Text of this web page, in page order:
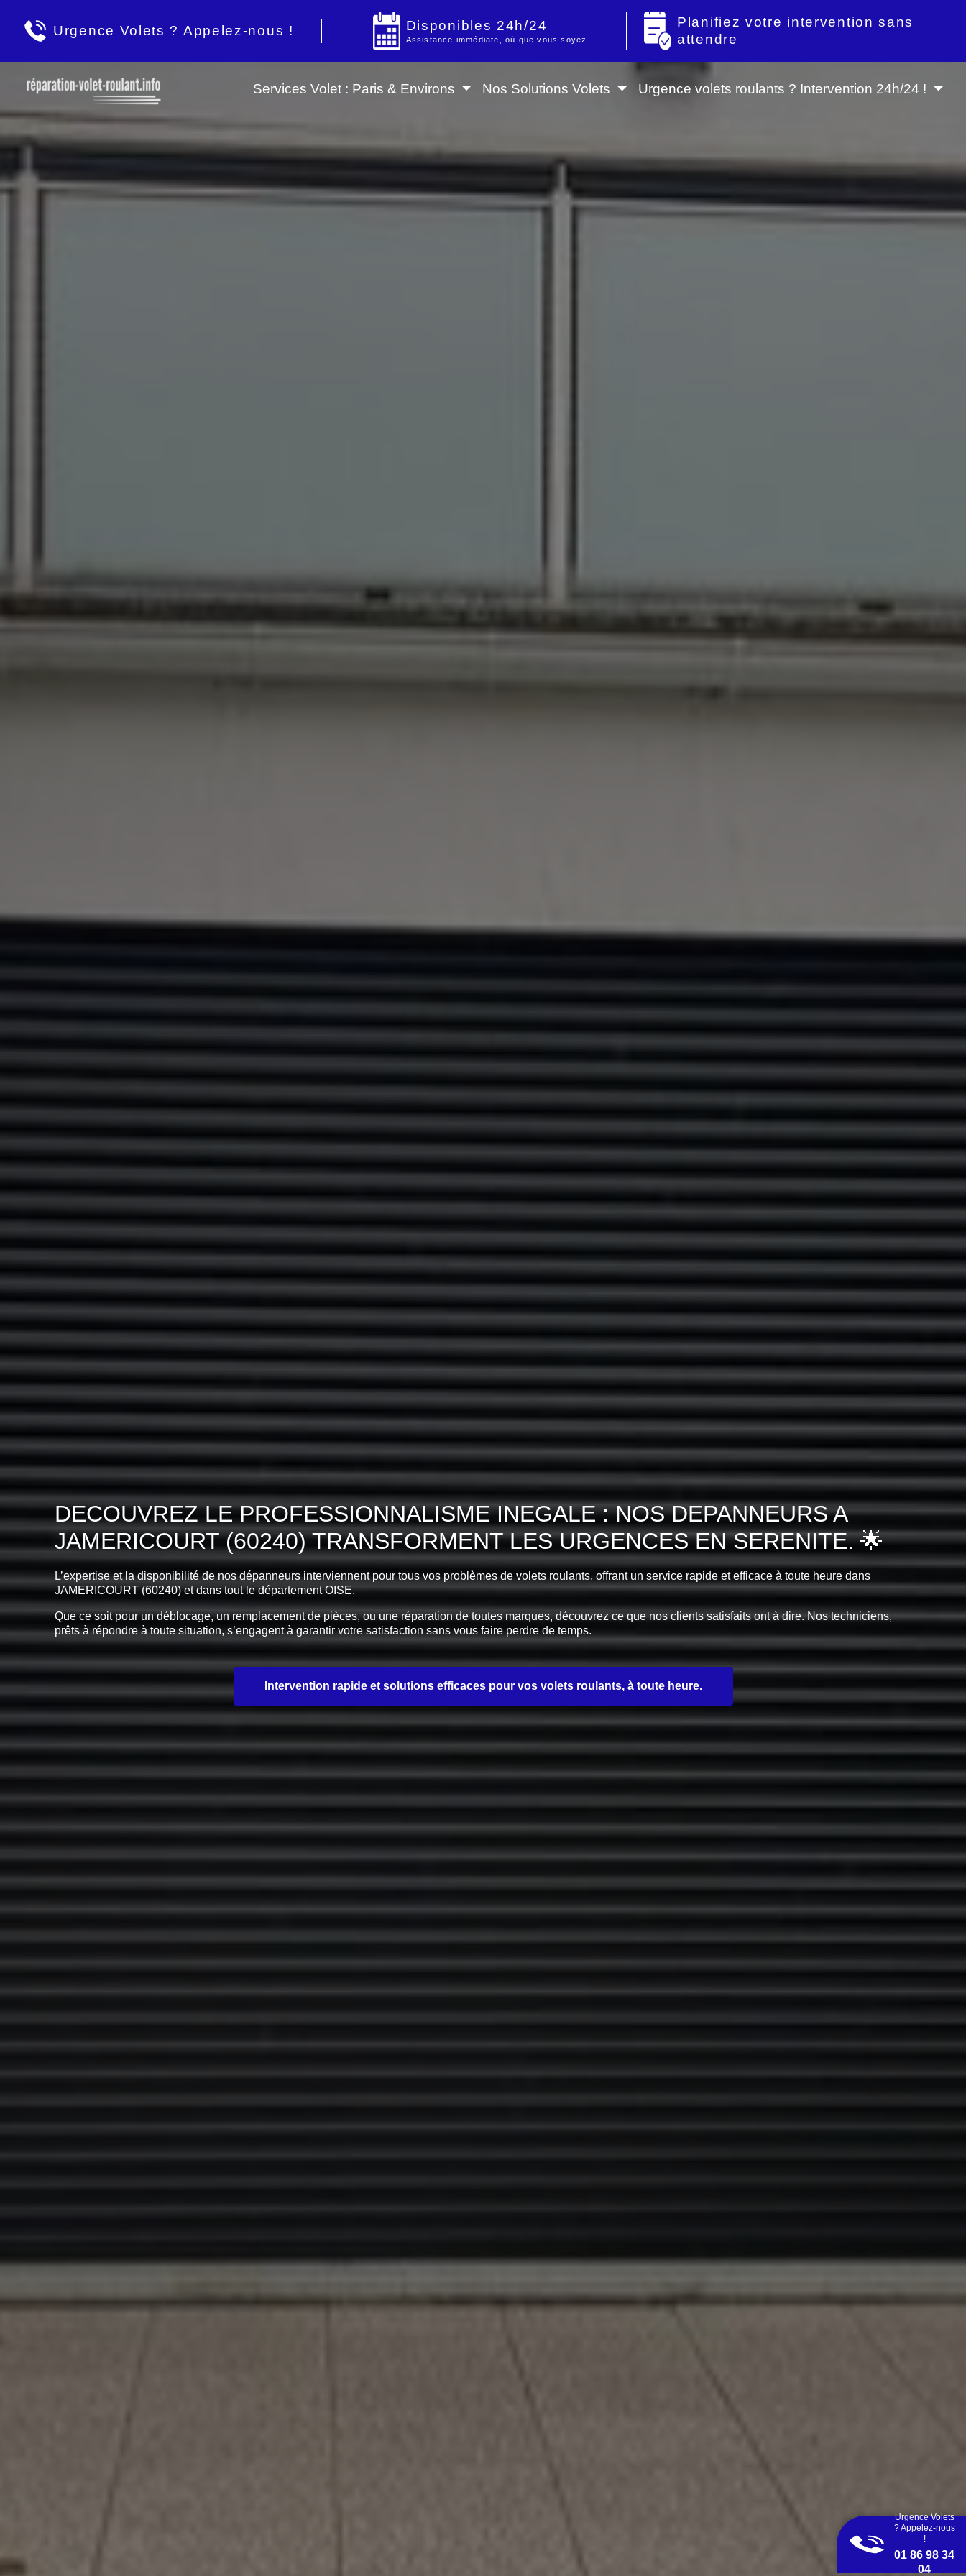
Urgence Volets ? Appelez-nous ! Disponibles 24h/24
Assistance immédiate, où que vous soyez
Planifiez votre intervention sans
attendre
Services Volet : Paris & Environs Nos Solutions Volets Urgence volets roulants ? Intervention 24h/24 !
DECOUVREZ LE PROFESSIONNALISME INEGALE : NOS DEPANNEURS A
JAMERICOURT (60240) TRANSFORMENT LES URGENCES EN SERENITE. 🌟
L’expertise et la disponibilité de nos dépanneurs interviennent pour tous vos problèmes de volets roulants, offrant un service rapide et efficace à toute heure dans
JAMERICOURT (60240) et dans tout le département OISE.
Que ce soit pour un déblocage, un remplacement de pièces, ou une réparation de toutes marques, découvrez ce que nos clients satisfaits ont à dire. Nos techniciens,
prêts à répondre à toute situation, s’engagent à garantir votre satisfaction sans vous faire perdre de temps.
Intervention rapide et solutions efficaces pour vos volets roulants, à toute heure.
Urgence Volets
? Appelez-nous
!
01 86 98 34
04